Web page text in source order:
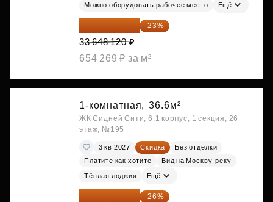
Можно оборудовать рабочее место Ещё
25 909 052 ₽ -23%
33 648 120 ₽
654 269 ₽ за м²
1-комнатная, 36.6м²
ЖК Сидней Сити, 6.1 корпус, 1 секция, 26
этаж, №195
3 кв 2027 Скидка
Без отделки
Платите как хотите
Вид на Москву-реку
Тёплая лоджия Ещё
26 786 076 ₽ -26%